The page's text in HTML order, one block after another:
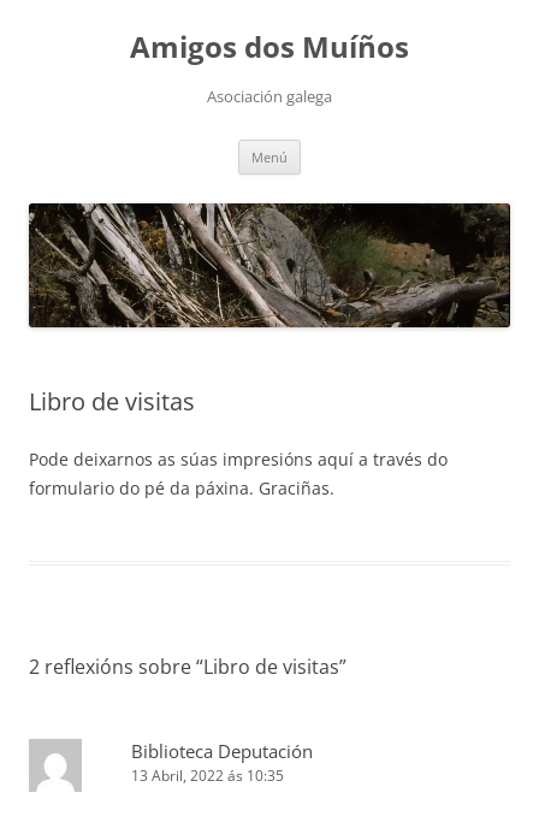
Amigos dos Muíños
Asociación galega
Menú
Libro de visitas
Pode deixarnos as súas impresións aquí a través do
formulario do pé da páxina. Graciñas.
2 reflexións sobre “Libro de visitas”
Biblioteca Deputación
13 Abril, 2022 ás 10:35